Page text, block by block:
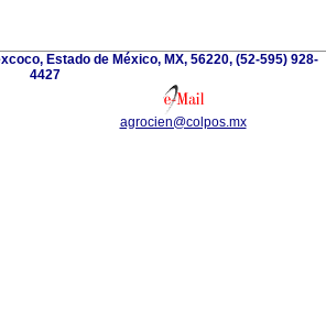
Estado de México, MX, 56220, (52-595) 928-
4427
agrocien@colpos.mx